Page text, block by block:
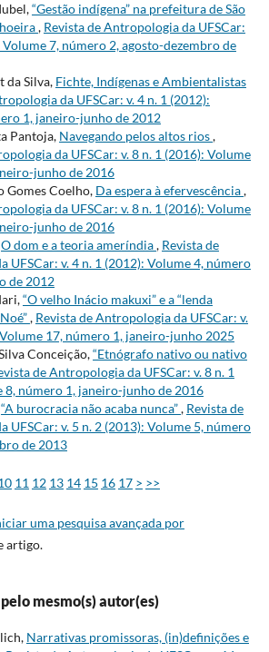
“Gestão indígena” na prefeitura de São
, Revista de Antropologia da UFSCar:
Volume 7, número 2, agosto-dezembro de
da Silva, Fichte, Indígenas e Ambientalistas
da UFSCar: v. 4 n. 1 (2012):
1, janeiro-junho de 2012
Pantoja, Navegando pelos altos rios,
da UFSCar: v. 8 n. 1 (2016): Volume
junho de 2016
Gomes Coelho, Da espera à efervescência,
da UFSCar: v. 8 n. 1 (2016): Volume
junho de 2016
O dom e a teoria ameríndia, Revista de
UFSCar: v. 4 n. 1 (2012): Volume 4, número
de 2012
“O velho Inácio makuxi” e a “lenda
, Revista de Antropologia da UFSCar: v.
17, número 1, janeiro-junho 2025
Conceição,“Etnógrafo nativo ou nativo
de Antropologia da UFSCar: v. 8 n. 1
8, número 1, janeiro-junho de 2016
“A burocracia não acaba nunca”, Revista de
UFSCar: v. 5 n. 2 (2013): Volume 5, número
de 2013
11 12 13 14 15 16 17 > >>
uma pesquisa avançada por
artigo.
mesmo(s) autor(es)
Narrativas promissoras, (in)definições e